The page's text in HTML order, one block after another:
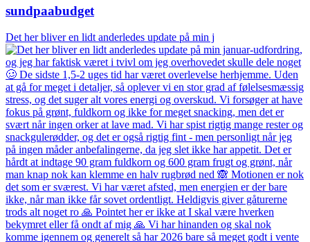
sundpaabudget
Det her bliver en lidt anderledes update på min j